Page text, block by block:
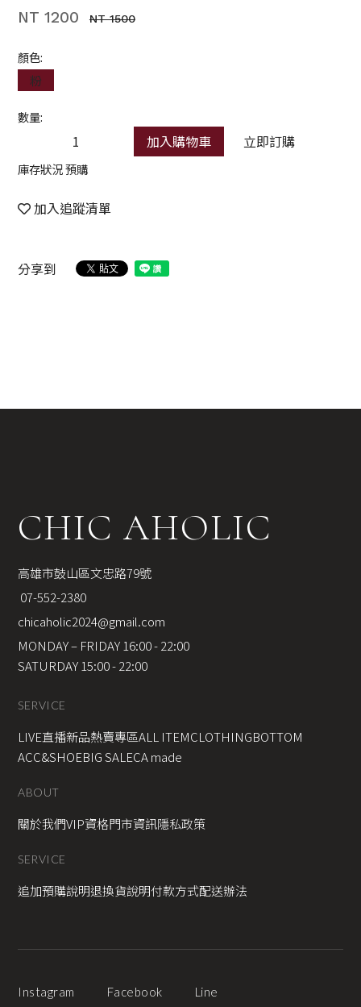
NT 1200 NT 1500
顏色:
粉
數量:
加入購物車 立即訂購
庫存狀況 預購
加入追蹤清單
分享到
CHIC AHOLIC
高雄市鼓山區文忠路79號
07-552-2380
chicaholic2024@gmail.com
MONDAY – FRIDAY 16:00 - 22:00
SATURDAY 15:00 - 22:00
SERVICE
LIVE直播新品熱賣專區ALL ITEMCLOTHINGBOTTOM
ACC&SHOEBIG SALECA made
ABOUT
關於我們VIP資格門市資訊隱私政策
SERVICE
追加預購說明退換貨說明付款方式配送辦法
Instagram Facebook Line